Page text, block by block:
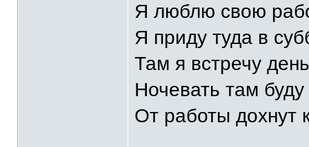
Я люблю свою
Я приду туда в
Там я встречу
Ночевать там буду
От работы